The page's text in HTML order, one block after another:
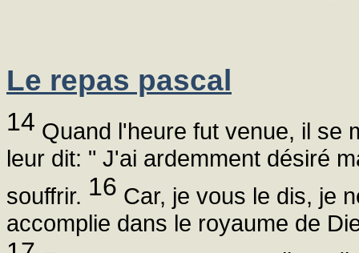
Le repas pascal
14 Quand l'heure fut venue, il se
leur dit: " J'ai ardemment désiré
souffrir. 16 Car, je vous le dis, je
accomplie dans le royaume de